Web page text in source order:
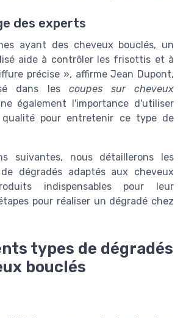
des experts
ayant des cheveux bouclés, un
aide à contrôler les frisottis et à
précise », affirme Jean Dupont,
dans les coupes sur cheveux
également l'importance d'utiliser
pour entretenir ce type de
suivantes, nous détaillerons les
dégradés adaptés aux cheveux
indispensables pour leur
pour réaliser un dégradé chez
types de dégradés
bouclés